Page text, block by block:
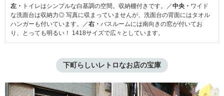
左・ トイレはシンプルな白基調の空間。収納棚付きです。／中央・ ワイド
な洗面台は収納力◎ 写真に収まっていませんが、洗面台の背面にはタオル
ハンガーも付いています。／右・ バスルームには南向きの窓が付いてお
り、とっても明るい！ 1418サイズで広々としています。
下町らしいレトロなお店の宝庫